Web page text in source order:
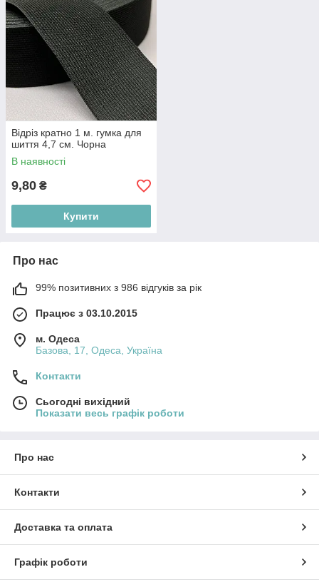
Відріз кратно 1 м. гумка для
шиття 4,7 см. Чорна
В наявності
9,80 ₴
Купити
Про нас
99% позитивних з 986 відгуків за рік
Працює з 03.10.2015
м. Одеса
Базова, 17, Одеса, Україна
Контакти
Сьогодні вихідний
Показати весь графік роботи
Про нас
Контакти
Доставка та оплата
Графік роботи